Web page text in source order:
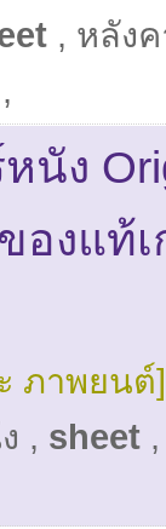
, หลัง
,
นัง
องแท้
ภาพยนต์]
, sheet